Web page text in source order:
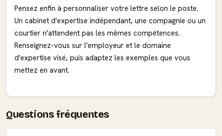
Pensez enfin à personnaliser votre lettre selon le poste.
Un cabinet d'expertise indépendant, une compagnie ou un
courtier n'attendent pas les mêmes compétences.
Renseignez-vous sur l'employeur et le domaine
d'expertise visé, puis adaptez les exemples que vous
mettez en avant.
Questions fréquentes